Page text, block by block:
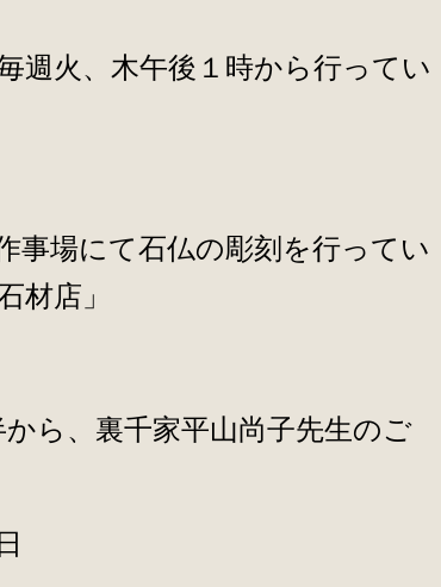
週火、木午後１時から行ってい
事場にて石仏の彫刻を行ってい
材店」
ら、裏千家平山尚子先生のご